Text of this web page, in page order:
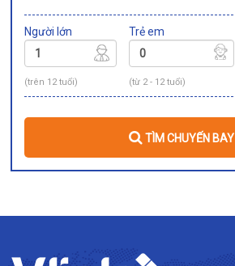
Người lớn
(trên 12 tuổi)
Trẻ em
(từ 2 - 12 tuổi)
TÌM CHUYẾN BAY